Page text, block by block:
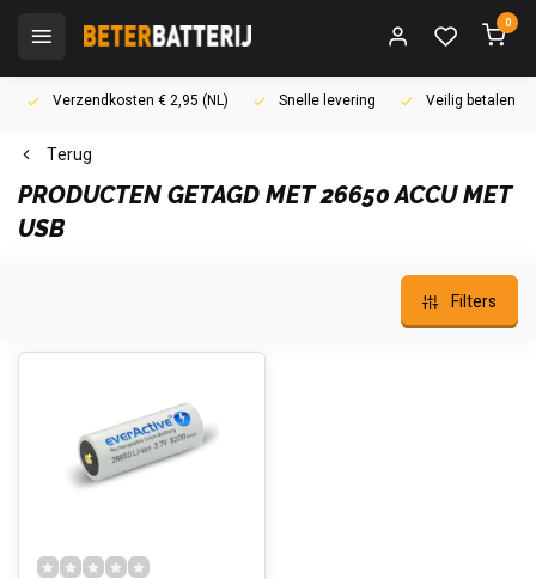
0
Verzendkosten € 2,95 (NL) Snelle levering Veilig betalen
Terug
PRODUCTEN GETAGD MET 26650 ACCU MET
USB
Filters